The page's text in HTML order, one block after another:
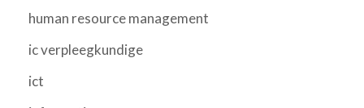
human resource management
ic verpleegkundige
ict